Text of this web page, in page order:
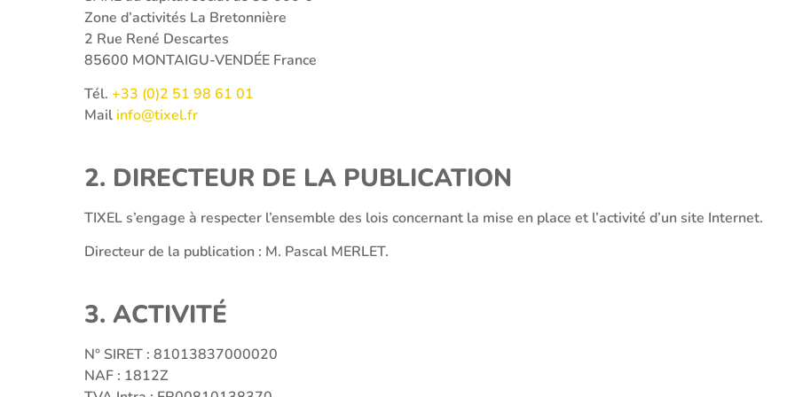
Zone d’activités La Bretonnière
2 Rue René Descartes
85600 MONTAIGU-VENDÉE France
Tél. +33 (0)2 51 98 61 01
Mail info@tixel.fr
2. DIRECTEUR DE LA PUBLICATION
TIXEL s’engage à respecter l’ensemble des lois concernant la mise en place et l’activité d’un site Internet.
Directeur de la publication : M. Pascal MERLET.
3. ACTIVITÉ
N° SIRET : 81013837000020
NAF : 1812Z